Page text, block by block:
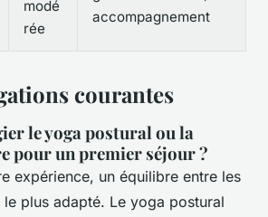
modé
rée
accompagnement
courantes
le yoga postural ou la
pour un premier séjour ?
expérience, un équilibre entre les
plus adapté. Le yoga postural